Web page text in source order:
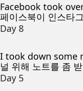
Facebook took
페이스북이 인스타
Day 8
I took down some
널 위해 노트를 좀
Day 5